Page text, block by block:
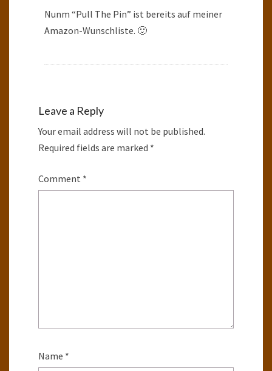
Nunm “Pull The Pin” ist bereits auf meiner
Amazon-Wunschliste. 🙂
Leave a Reply
Your email address will not be published.
Required fields are marked *
Comment *
Name *